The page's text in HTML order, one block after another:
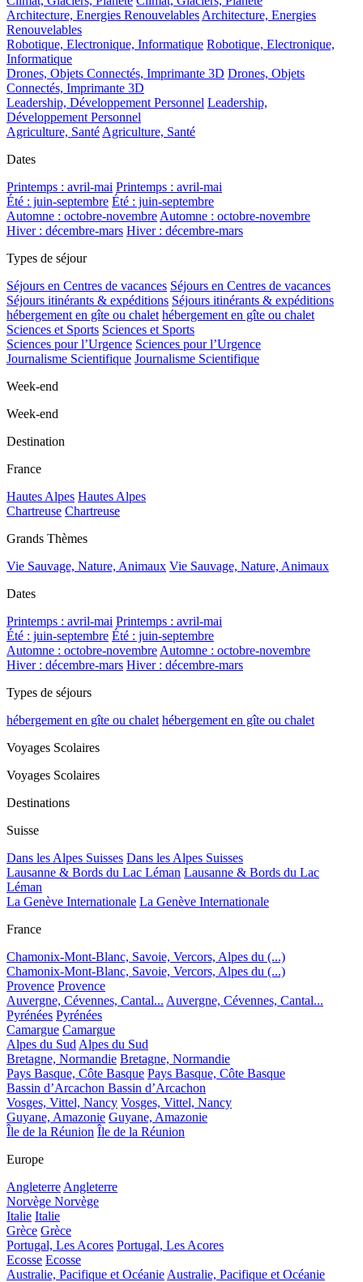
Architecture, Energies Renouvelables Architecture, Energies
Renouvelables
Robotique, Electronique, Informatique Robotique, Electronique,
Informatique
Drones, Objets Connectés, Imprimante 3D Drones, Objets
Connectés, Imprimante 3D
Leadership, Développement Personnel Leadership,
Développement Personnel
Agriculture, Santé Agriculture, Santé
Dates
Printemps : avril-mai Printemps : avril-mai
Été : juin-septembre Été : juin-septembre
Automne : octobre-novembre Automne : octobre-novembre
Hiver : décembre-mars Hiver : décembre-mars
Types de séjour
Séjours en Centres de vacances Séjours en Centres de vacances
Séjours itinérants & expéditions Séjours itinérants & expéditions
hébergement en gîte ou chalet hébergement en gîte ou chalet
Sciences et Sports Sciences et Sports
Sciences pour l’Urgence Sciences pour l’Urgence
Journalisme Scientifique Journalisme Scientifique
Week-end
Week-end
Destination
France
Hautes Alpes Hautes Alpes
Chartreuse Chartreuse
Grands Thèmes
Vie Sauvage, Nature, Animaux Vie Sauvage, Nature, Animaux
Dates
Printemps : avril-mai Printemps : avril-mai
Été : juin-septembre Été : juin-septembre
Automne : octobre-novembre Automne : octobre-novembre
Hiver : décembre-mars Hiver : décembre-mars
Types de séjours
hébergement en gîte ou chalet hébergement en gîte ou chalet
Voyages Scolaires
Voyages Scolaires
Destinations
Suisse
Dans les Alpes Suisses Dans les Alpes Suisses
Lausanne & Bords du Lac Léman Lausanne & Bords du Lac
Léman
La Genève Internationale La Genève Internationale
France
Chamonix-Mont-Blanc, Savoie, Vercors, Alpes du (...)
Chamonix-Mont-Blanc, Savoie, Vercors, Alpes du (...)
Provence Provence
Auvergne, Cévennes, Cantal... Auvergne, Cévennes, Cantal...
Pyrénées Pyrénées
Camargue Camargue
Alpes du Sud Alpes du Sud
Bretagne, Normandie Bretagne, Normandie
Pays Basque, Côte Basque Pays Basque, Côte Basque
Bassin d’Arcachon Bassin d’Arcachon
Vosges, Vittel, Nancy Vosges, Vittel, Nancy
Guyane, Amazonie Guyane, Amazonie
Île de la Réunion Île de la Réunion
Europe
Angleterre Angleterre
Norvège Norvège
Italie Italie
Grèce Grèce
Portugal, Les Acores Portugal, Les Acores
Ecosse Ecosse
Australie, Pacifique et Océanie Australie, Pacifique et Océanie